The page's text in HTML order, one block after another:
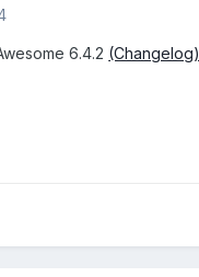
6.4.2 (Changelog)